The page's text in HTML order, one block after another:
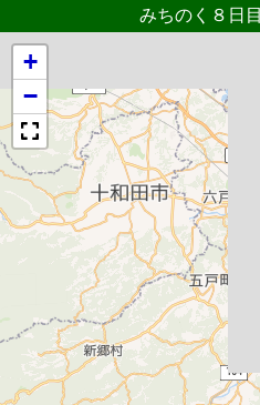
みちのく８日
+
−